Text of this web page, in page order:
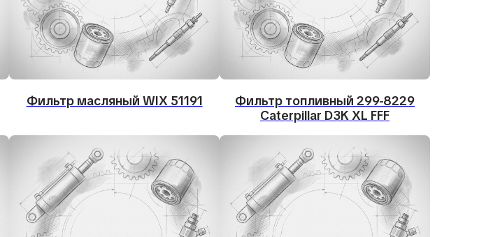
Фильтр масляный WIX 51191
Фильтр топливный 299-8229
Caterpillar D3K XL FFF